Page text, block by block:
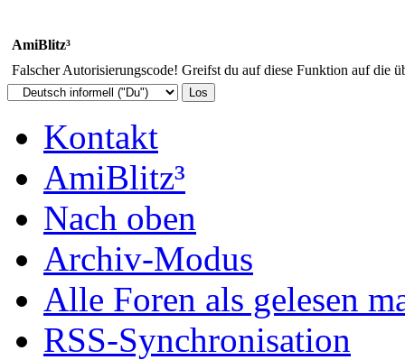
AmiBlitz³
Falscher Autorisierungscode! Greifst du auf diese Funktion auf die
Kontakt
AmiBlitz³
Nach oben
Archiv-Modus
Alle Foren als gelesen
RSS-Synchronisation